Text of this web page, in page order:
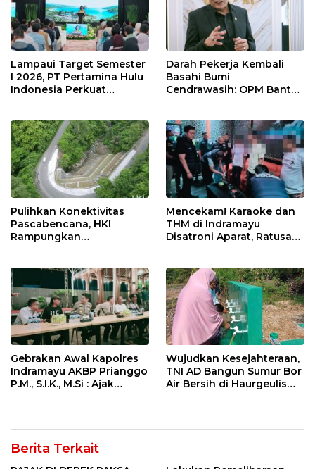
Lampaui Target Semester
I 2026, PT Pertamina Hulu
Indonesia Perkuat
Keselamatan Kerja
Darah Pekerja Kembali
Basahi Bumi
Cendrawasih: OPM Bantai
Pulihkan Konektivitas
Pascabencana, HKI
Rampungkan
Mencekam! Karaoke dan
THM di Indramayu
Disatroni Aparat, Ratusan
Gebrakan Awal Kapolres
Indramayu AKBP Prianggo
P.M., S.I.K., M.Si : Ajak
Wujudkan Kesejahteraan,
TNI AD Bangun Sumur Bor
Air Bersih di Haurgeulis
Berita Terkait